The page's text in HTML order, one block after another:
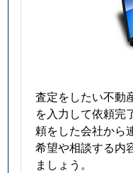
査定をしたい不動
を入力して依頼完
頼をした会社から
希望や相談する内
ましょう。